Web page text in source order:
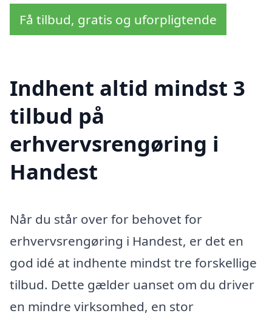
Få tilbud, gratis og uforpligtende
Indhent altid mindst 3
tilbud på
erhvervsrengøring i
Handest
Når du står over for behovet for
erhvervsrengøring i Handest, er det en
god idé at indhente mindst tre forskellige
tilbud. Dette gælder uanset om du driver
en mindre virksomhed, en stor